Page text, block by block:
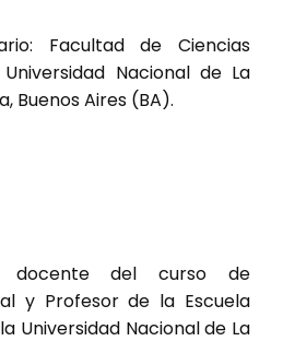
Facultad de Ciencias
Nacional de La
Buenos Aires (BA).
docente del curso de
y Profesor de la Escuela
Universidad Nacional de La